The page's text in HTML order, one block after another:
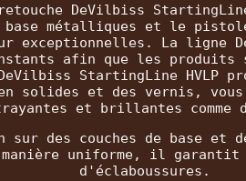
DeVilbiss
base métalliques et le
exceptionnelles. La ligne
afin que les
StartingLine HVLP
solides et des vernis,
et brillantes comme
sur des couches de base et
uniforme, il
d'éclaboussures.